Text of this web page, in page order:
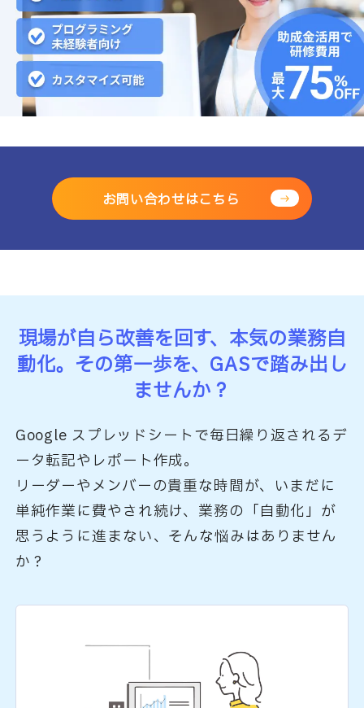
お問い合わせはこちら
現場が自ら改善を回す、本気の業務自
動化。 その第一歩を、GASで踏み出し
ませんか？
Google スプレッドシートで毎日繰り返されるデ
ータ転記やレポート作成。
リーダーやメンバーの貴重な時間が、いまだに
単純作業に費やされ続け、業務の「自動化」が
思うように進まない、そんな悩みはありません
か？